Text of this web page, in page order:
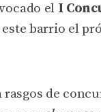
el I
barrio el
de